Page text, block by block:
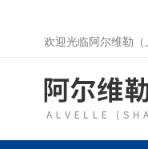
欢迎光临阿尔维勒（